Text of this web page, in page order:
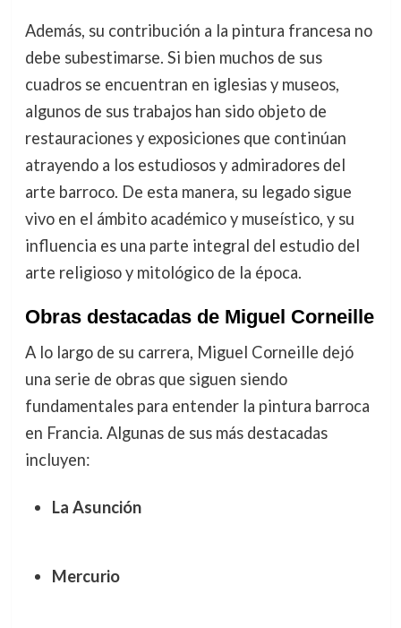
Además, su contribución a la pintura francesa no
debe subestimarse. Si bien muchos de sus
cuadros se encuentran en iglesias y museos,
algunos de sus trabajos han sido objeto de
restauraciones y exposiciones que continúan
atrayendo a los estudiosos y admiradores del
arte barroco. De esta manera, su legado sigue
vivo en el ámbito académico y museístico, y su
influencia es una parte integral del estudio del
arte religioso y mitológico de la época.
Obras destacadas de Miguel Corneille
A lo largo de su carrera, Miguel Corneille dejó
una serie de obras que siguen siendo
fundamentales para entender la pintura barroca
en Francia. Algunas de sus más destacadas
incluyen:
La Asunción
Mercurio